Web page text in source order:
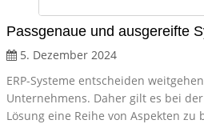
Passgenaue und ausgereifte
5. Dezember 2024
ERP-Systeme entscheiden
Unternehmens. Daher gilt es bei
Lösung eine Reihe von Aspekten zu